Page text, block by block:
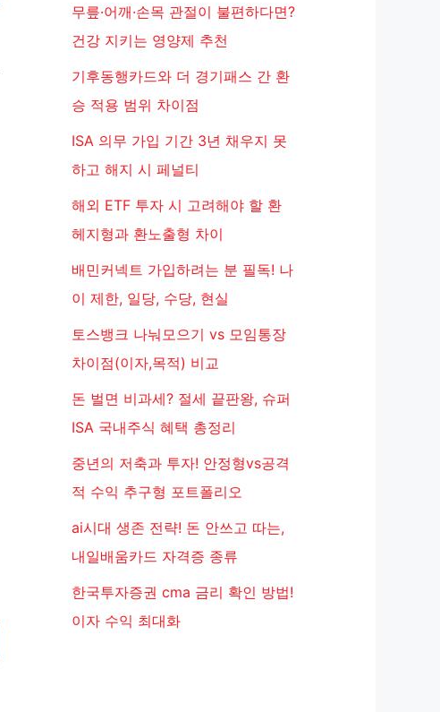
무릎·어깨·손목 관절이 불편하다면?
건강 지키는 영양제 추천
기후동행카드와 더 경기패스 간 환
승 적용 범위 차이점
ISA 의무 가입 기간 3년 채우지 못
하고 해지 시 페널티
해외 ETF 투자 시 고려해야 할 환
헤지형과 환노출형 차이
배민커넥트 가입하려는 분 필독! 나
이 제한, 일당, 수당, 현실
토스뱅크 나눠모으기 vs 모임통장
차이점(이자,목적) 비교
돈 벌면 비과세? 절세 끝판왕, 슈퍼
ISA 국내주식 혜택 총정리
중년의 저축과 투자! 안정형vs공격
적 수익 추구형 포트폴리오
ai시대 생존 전략! 돈 안쓰고 따는,
내일배움카드 자격증 종류
한국투자증권 cma 금리 확인 방법!
이자 수익 최대화